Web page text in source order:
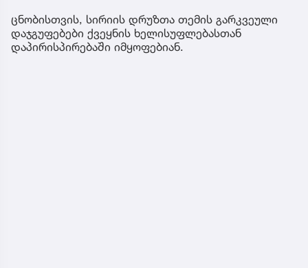
ცნობისთვის, სირიის დრუზთა თემის გარკვეული
დაჯგუფებები ქვეყნის ხელისუფლებასთან
დაპირისპირებაში იმყოფებიან.